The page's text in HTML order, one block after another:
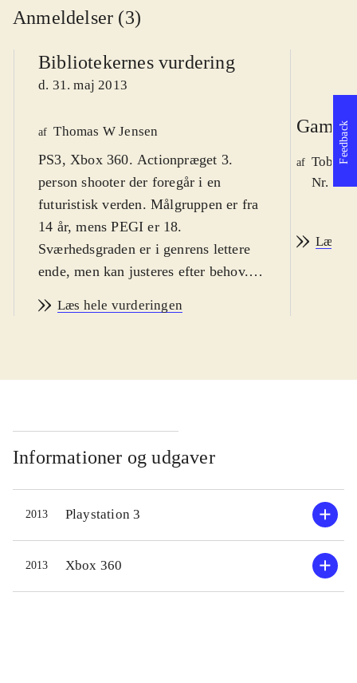
Anmeldelser (3)
Bibliotekernes vurdering
d. 31. maj 2013
af Thomas W Jensen
PS3, Xbox 360. Actionpræget 3.
person shooter der foregår i en
futuristisk verden. Målgruppen er fra
14 år, mens PEGI er 18.
Sværhedsgraden er i genrens lettere
ende, men kan justeres efter behov.
Som del af en enhed af elitesoldater
eksperimenterende våben, men som
organisation. I singleplayerdelen kan
der spilles med en af de fire soldater
i eliteenheden - undervejs kan der frit
skiftes mellem dem. Hver har de
deres karakteristika, forcer og unikke
våben. Historien kan også spilles i
co-op med to spillere offline og fire
Læs hele vurderingen
Game
af Tobias
Nr.
Læs
Informationer og udgaver
2013 Playstation 3
2013 Xbox 360
Feedback